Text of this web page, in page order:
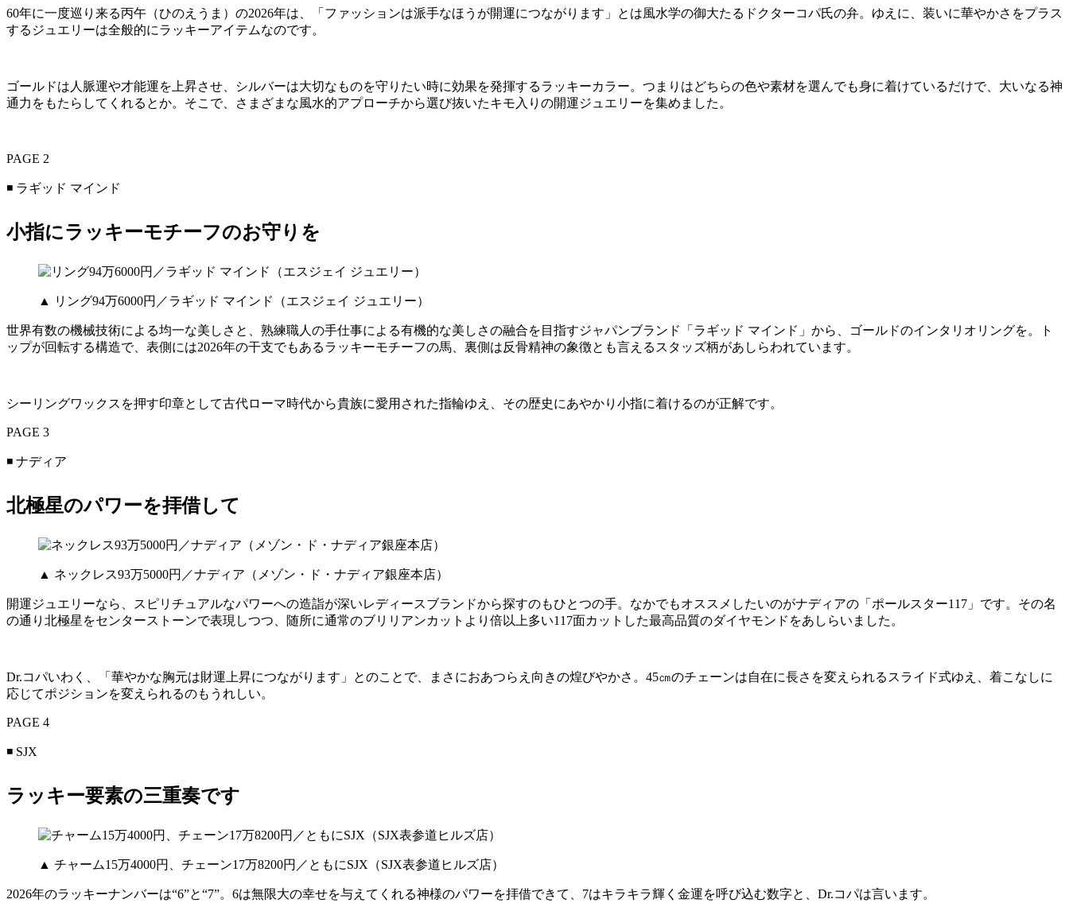
60年に一度巡り来る丙午（ひのえうま）の2026年は、「ファッションは派手なほうが開運につながります」とは風水学の御大たるドクターコパ氏の弁。ゆえに、装いに華やかさをプラス
するジュエリーは全般的にラッキーアイテムなのです。
ゴールドは人脈運や才能運を上昇させ、シルバーは大切なものを守りたい時に効果を発揮するラッキーカラー。つまりはどちらの色や素材を選んでも身に着けているだけで、大いなる神
通力をもたらしてくれるとか。そこで、さまざまな風水的アプローチから選び抜いたキモ入りの開運ジュエリーを集めました。
PAGE 2
◾️ ラギッド マインド
小指にラッキーモチーフのお守りを
▲ リング94万6000円／ラギッド マインド（エスジェイ ジュエリー）
世界有数の機械技術による均一な美しさと、熟練職人の手仕事による有機的な美しさの融合を目指すジャパンブランド「ラギッド マインド」から、ゴールドのインタリオリングを。ト
ップが回転する構造で、表側には2026年の干支でもあるラッキーモチーフの馬、裏側は反骨精神の象徴とも言えるスタッズ柄があしらわれています。
シーリングワックスを押す印章として古代ローマ時代から貴族に愛用された指輪ゆえ、その歴史にあやかり小指に着けるのが正解です。
PAGE 3
◾️ ナディア
北極星のパワーを拝借して
▲ ネックレス93万5000円／ナディア（メゾン・ド・ナディア銀座本店）
開運ジュエリーなら、スピリチュアルなパワーへの造詣が深いレディースブランドから探すのもひとつの手。なかでもオススメしたいのがナディアの「ポールスター117」です。その名
の通り北極星をセンターストーンで表現しつつ、随所に通常のブリリアンカットより倍以上多い117面カットした最高品質のダイヤモンドをあしらいました。
Dr.コパいわく、「華やかな胸元は財運上昇につながります」とのことで、まさにおあつらえ向きの煌びやかさ。45㎝のチェーンは自在に長さを変えられるスライド式ゆえ、着こなしに
応じてポジションを変えられるのもうれしい。
PAGE 4
◾️ SJX
ラッキー要素の三重奏です
▲ チャーム15万4000円、チェーン17万8200円／ともにSJX（SJX表参道ヒルズ店）
2026年のラッキーナンバーは“6”と“7”。6は無限大の幸せを与えてくれる神様のパワーを拝借できて、7はキラキラ輝く金運を呼び込む数字と、Dr.コパは言います。